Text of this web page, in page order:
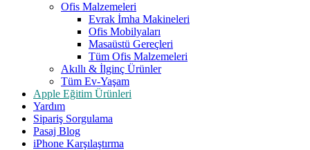
Ofis Malzemeleri
Evrak İmha Makineleri
Ofis Mobilyaları
Masaüstü Gereçleri
Tüm Ofis Malzemeleri
Akıllı & İlginç Ürünler
Tüm Ev-Yaşam
Apple Eğitim Ürünleri
Yardım
Sipariş Sorgulama
Pasaj Blog
iPhone Karşılaştırma